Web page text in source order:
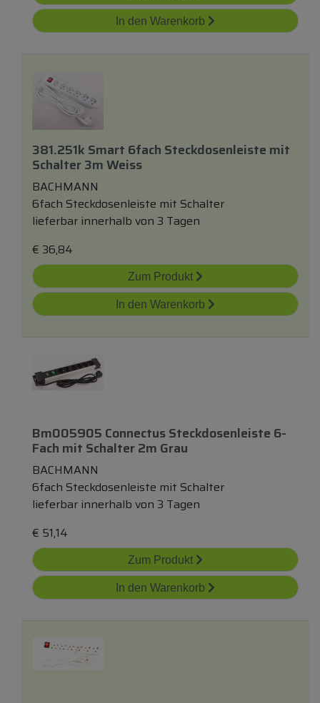
In den Warenkorb
381.251k Smart 6fach Steckdosenleiste mit
Schalter 3m Weiss
BACHMANN
6fach Steckdosenleiste mit Schalter
lieferbar innerhalb von 3 Tagen
€ 36,84
Zum Produkt
In den Warenkorb
Bm005905 Connectus Steckdosenleiste 6-
Fach mit Schalter 2m Grau
BACHMANN
6fach Steckdosenleiste mit Schalter
lieferbar innerhalb von 3 Tagen
€ 51,14
Zum Produkt
In den Warenkorb